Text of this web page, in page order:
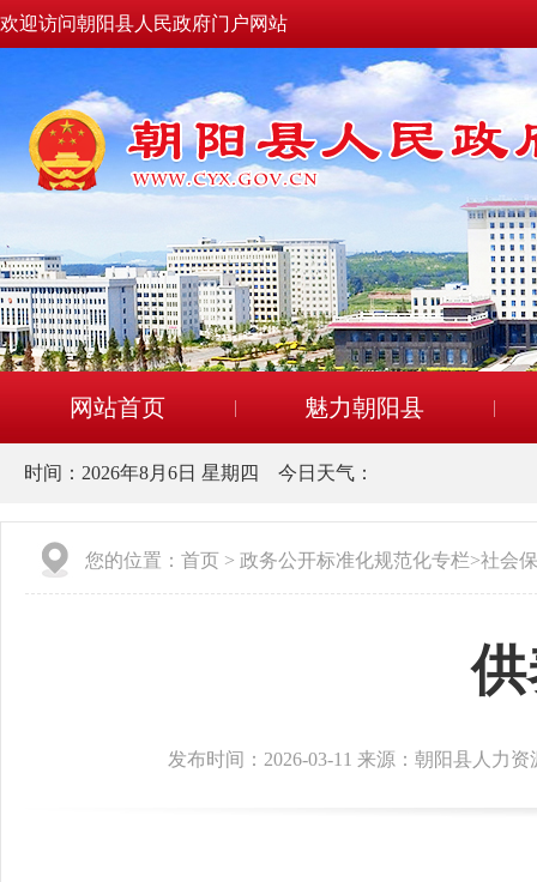
欢迎访问朝阳县人民政府门户网站
网站首页 魅力朝阳县
时间： 2026年8月6日 星期四 今日天气：
您的位置： 首页 > 政务公开标准化规范化专栏>社会
发布时间：2026-03-11 来源：朝阳县人力